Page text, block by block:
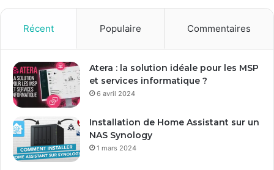
Récent Populaire Commentaires
Atera : la solution idéale pour les MSP
et services informatique ?
6 avril 2024
Installation de Home Assistant sur un
NAS Synology
1 mars 2024